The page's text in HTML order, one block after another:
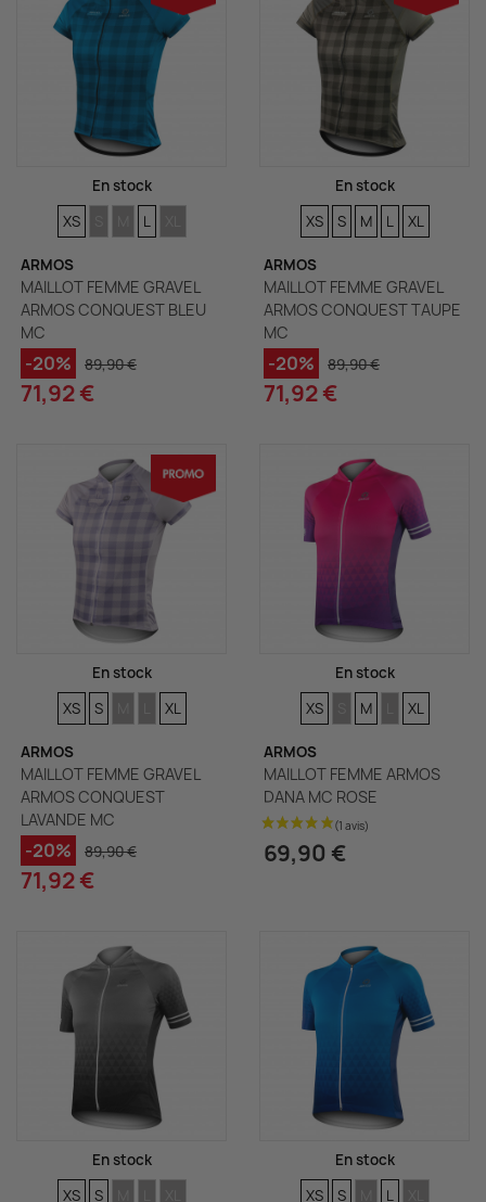
En stock
TAILLES
XS TAILLES
TAILLES
TAILLES
L TAILLES
ARMOS
MAILLOT FEMME GRAVEL
ARMOS CONQUEST BLEU
MC
-20% 89,90 €
71,92 €
En stock
TAILLES
XS TAILLES
S TAILLES
M TAILLES
L TAILLES
XL
ARMOS
MAILLOT FEMME GRAVEL
ARMOS CONQUEST TAUPE
MC
-20% 89,90 €
71,92 €
En stock
TAILLES
XS TAILLES
S TAILLES
TAILLES
TAILLES
XL
ARMOS
MAILLOT FEMME GRAVEL
ARMOS CONQUEST
LAVANDE MC
-20% 89,90 €
71,92 €
En stock
TAILLES
XS TAILLES
TAILLES
M TAILLES
TAILLES
XL
ARMOS
MAILLOT FEMME ARMOS
DANA MC ROSE
69,90 €
En stock
TAILLES
XS TAILLES
S TAILLES
TAILLES
TAILLES
En stock
TAILLES
XS TAILLES
S TAILLES
TAILLES
L TAILLES